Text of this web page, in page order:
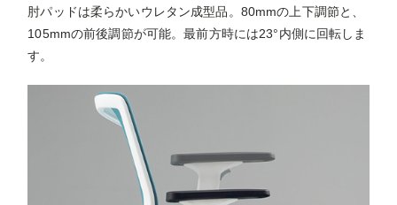
肘パッドは柔らかいウレタン成型品。80mmの上下調節と、
105mmの前後調節が可能。最前方時には23°内側に回転しま
す。